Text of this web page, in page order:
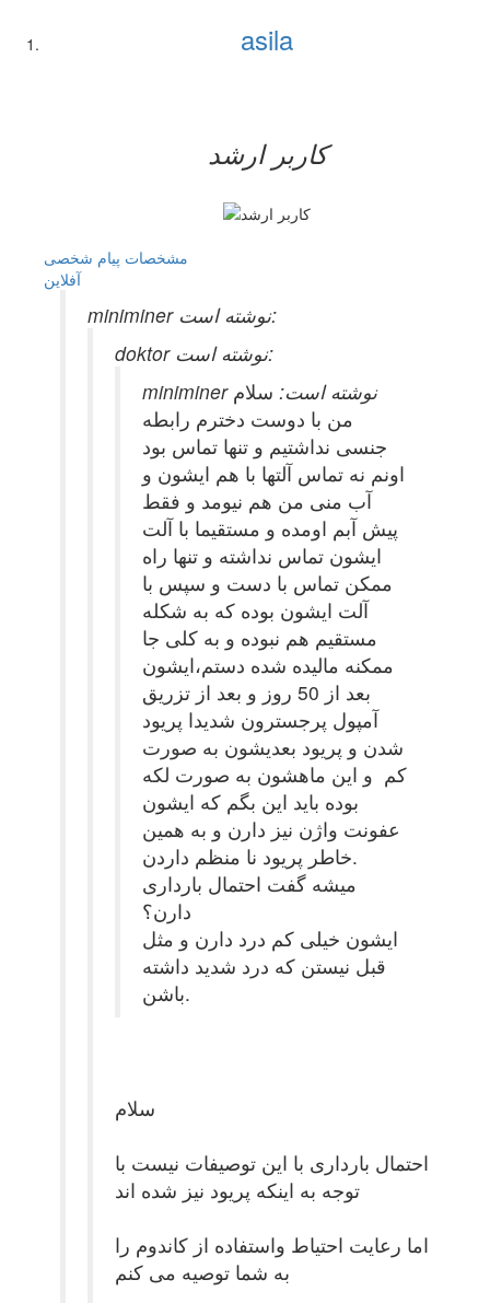
asila
کاربر ارشد
مشخصات پیام شخصی
آفلاين
miniminer نوشته است:
doktor نوشته است:
miniminer نوشته است: سلام
من با دوست دخترم رابطه
جنسی نداشتیم و تنها تماس بود
اونم نه تماس آلتها با هم ایشون و
آب منی من هم نیومد و فقط
پیش آبم اومده و مستقیما با آلت
ایشون تماس نداشته و تنها راه
ممکن تماس با دست و سپس با
آلت ایشون بوده که به شکله
مستقیم هم نبوده و به کلی جا
ممکنه مالیده شده دستم،ایشون
بعد از 50 روز و بعد از تزریق
آمپول پرجسترون شدیدا پریود
شدن و پریود بعدیشون به صورت
کم و این ماهشون به صورت لکه
بوده باید این بگم که ایشون
عفونت واژن نیز دارن و به همین
خاطر پریود نا منظم داردن.
میشه گفت احتمال بارداری
دارن؟
ایشون خیلی کم درد دارن و مثل
قبل نیستن که درد شدید داشته
باشن.
سلام
احتمال بارداری با این توصیفات نیست با
توجه به اینکه پریود نیز شده اند
اما رعایت احتیاط واستفاده از کاندوم را
به شما توصیه می کنم